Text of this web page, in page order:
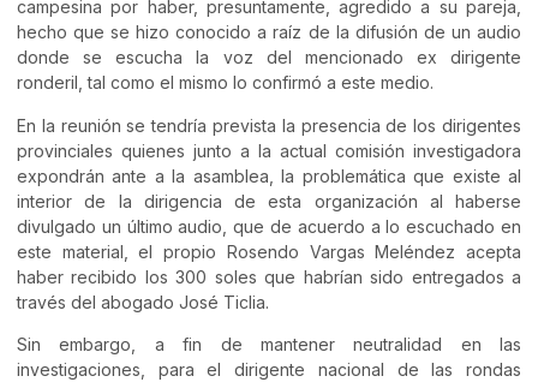
campesina por haber, presuntamente, agredido a su pareja,
hecho que se hizo conocido a raíz de la difusión de un audio
donde se escucha la voz del mencionado ex dirigente
ronderil, tal como el mismo lo confirmó a este medio.
En la reunión se tendría prevista la presencia de los dirigentes
provinciales quienes junto a la actual comisión investigadora
expondrán ante a la asamblea, la problemática que existe al
interior de la dirigencia de esta organización al haberse
divulgado un último audio, que de acuerdo a lo escuchado en
este material, el propio Rosendo Vargas Meléndez acepta
haber recibido los 300 soles que habrían sido entregados a
través del abogado José Ticlia.
Sin embargo, a fin de mantener neutralidad en las
investigaciones, para el dirigente nacional de las rondas